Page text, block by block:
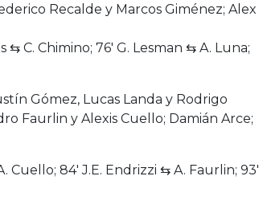
Recalde y Marcos Giménez; Alex
⇆ C. Chimino; 76′ G. Lesman ⇆ A. Luna;
Gómez, Lucas Landa y Rodrigo
Faurlin y Alexis Cuello; Damián Arce;
Cuello; 84′ J.E. Endrizzi ⇆ A. Faurlin; 93′